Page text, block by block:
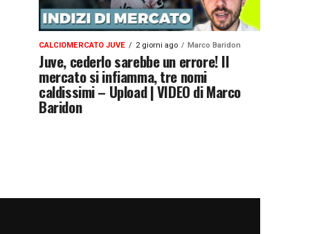
CALCIOMERCATO JUVE 2 giorni ago Marco Baridon
Juve, cederlo sarebbe un errore! Il
mercato si infiamma, tre nomi
caldissimi – Upload | VIDEO di Marco
Baridon